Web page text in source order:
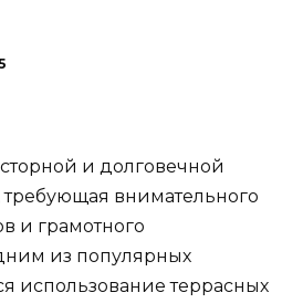
и долговечной
требующая внимательного
и грамотного
из популярных
использование террасных